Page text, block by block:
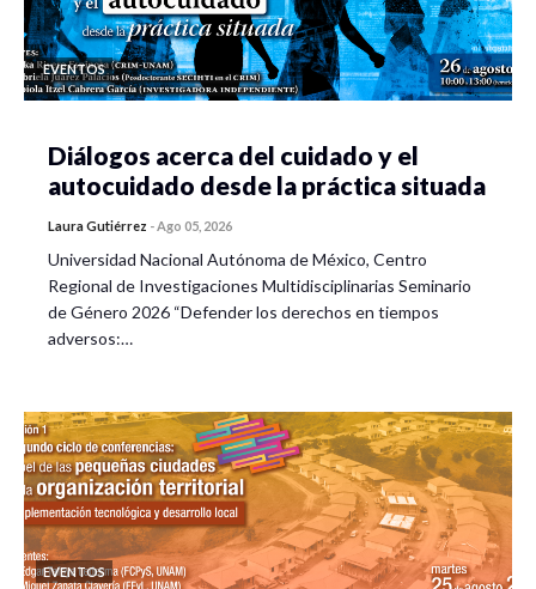
EVENTOS
Diálogos acerca del cuidado y el
autocuidado desde la práctica situada
Laura Gutiérrez -Ago 05, 2026
Universidad Nacional Autónoma de México, Centro
Regional de Investigaciones Multidisciplinarias Seminario
de Género 2026 “Defender los derechos en tiempos
adversos:…
EVENTOS